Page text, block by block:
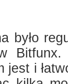
było
jest i